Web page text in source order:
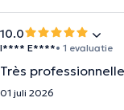
10.0
I**** E****• 1 evaluatie
Très professionnelle
01 juli 2026